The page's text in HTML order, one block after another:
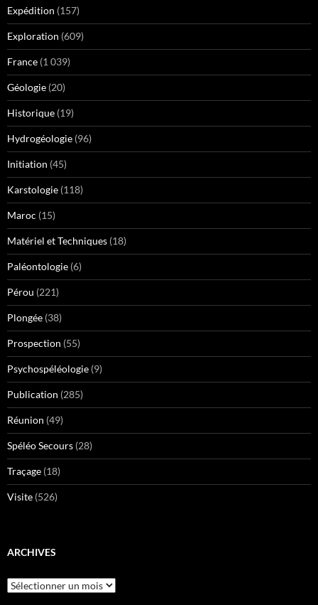
Expédition (157)
Exploration (609)
France (1 039)
Géologie (20)
Historique (19)
Hydrogéologie (96)
Initiation (45)
Karstologie (118)
Maroc (15)
Matériel et Techniques (18)
Paléontologie (6)
Pérou (221)
Plongée (38)
Prospection (55)
Psychospéléologie (9)
Publication (285)
Réunion (49)
Spéléo Secours (28)
Traçage (18)
Visite (526)
ARCHIVES
Archives